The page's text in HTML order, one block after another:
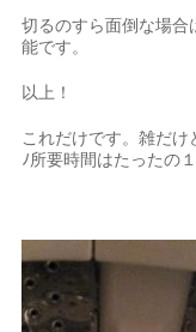
切るのすら面倒な場合
能です。
以上！
これだけです。雑だ
ﾉ所要時間はたったの